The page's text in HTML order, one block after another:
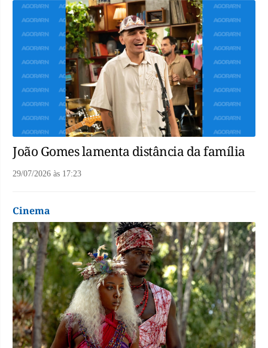
João Gomes lamenta distância da família
29/07/2026 às 17:23
Cinema